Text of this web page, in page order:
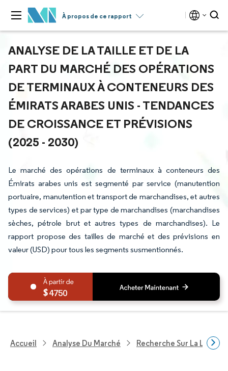
À propos de ce rapport
ANALYSE DE LA TAILLE ET DE LA
PART DU MARCHÉ DES OPÉRATIONS
DE TERMINAUX À CONTENEURS DES
ÉMIRATS ARABES UNIS - TENDANCES
DE CROISSANCE ET PRÉVISIONS
(2025 - 2030)
Le marché des opérations de terminaux à conteneurs des
Émirats arabes unis est segmenté par service (manutention
portuaire, manutention et transport de marchandises, et autres
types de services) et par type de marchandises (marchandises
sèches, pétrole brut et autres types de marchandises). Le
rapport propose des tailles de marché et des prévisions en
valeur (USD) pour tous les segments susmentionnés.
4750
Accueil Analyse Du Marché Recherche Sur La